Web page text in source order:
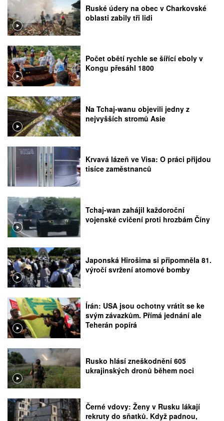
Ruské údery na obec v Charkovské
oblasti zabily tři lidi
Počet obětí rychle se šířící eboly v
Kongu přesáhl 1800
Na Tchaj-wanu objevili jedny z
nejvyšších stromů Asie
Krvavá lázeň ve Visa: O práci přijdou
tisíce zaměstnanců
Tchaj-wan zahájil každoroční
vojenské cvičení proti hrozbám Číny
Japonská Hirošima si připomněla 81.
výročí svržení atomové bomby
Írán: USA jsou ochotny vrátit se ke
svým závazkům. Přímá jednání ale
Teherán popírá
Rusko hlásí zneškodnění 605
ukrajinských dronů během noci
Černé vdovy: Ženy v Rusku lákají
rekruty do sňatků. Když padnou,